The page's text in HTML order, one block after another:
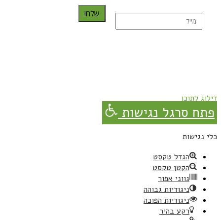
שלח!
דילוג לתוכן
פתח סרגל נגישות
כלי נגישות
הגדל טקסט
הקטן טקסט
גווני אפור
ניגודיות גבוהה
ניגודיות הפוכה
רקע בהיר